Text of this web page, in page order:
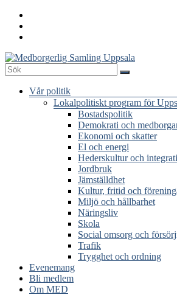
Hoppa
innehåll
Medborgerlig
Samling
Uppsala
Meny
Vår politik
Lokalpolitiskt program för
Bostadspolitik
Demokrati och
Ekonomi och skatter
El och energi
Hederskultur och
Jordbruk
Jämställdhet
Kultur, fritid och
Miljö och hållbarhet
Näringsliv
Skola
Social omsorg och
Trafik
Trygghet och ordning
Evenemang
Bli medlem
Om MED